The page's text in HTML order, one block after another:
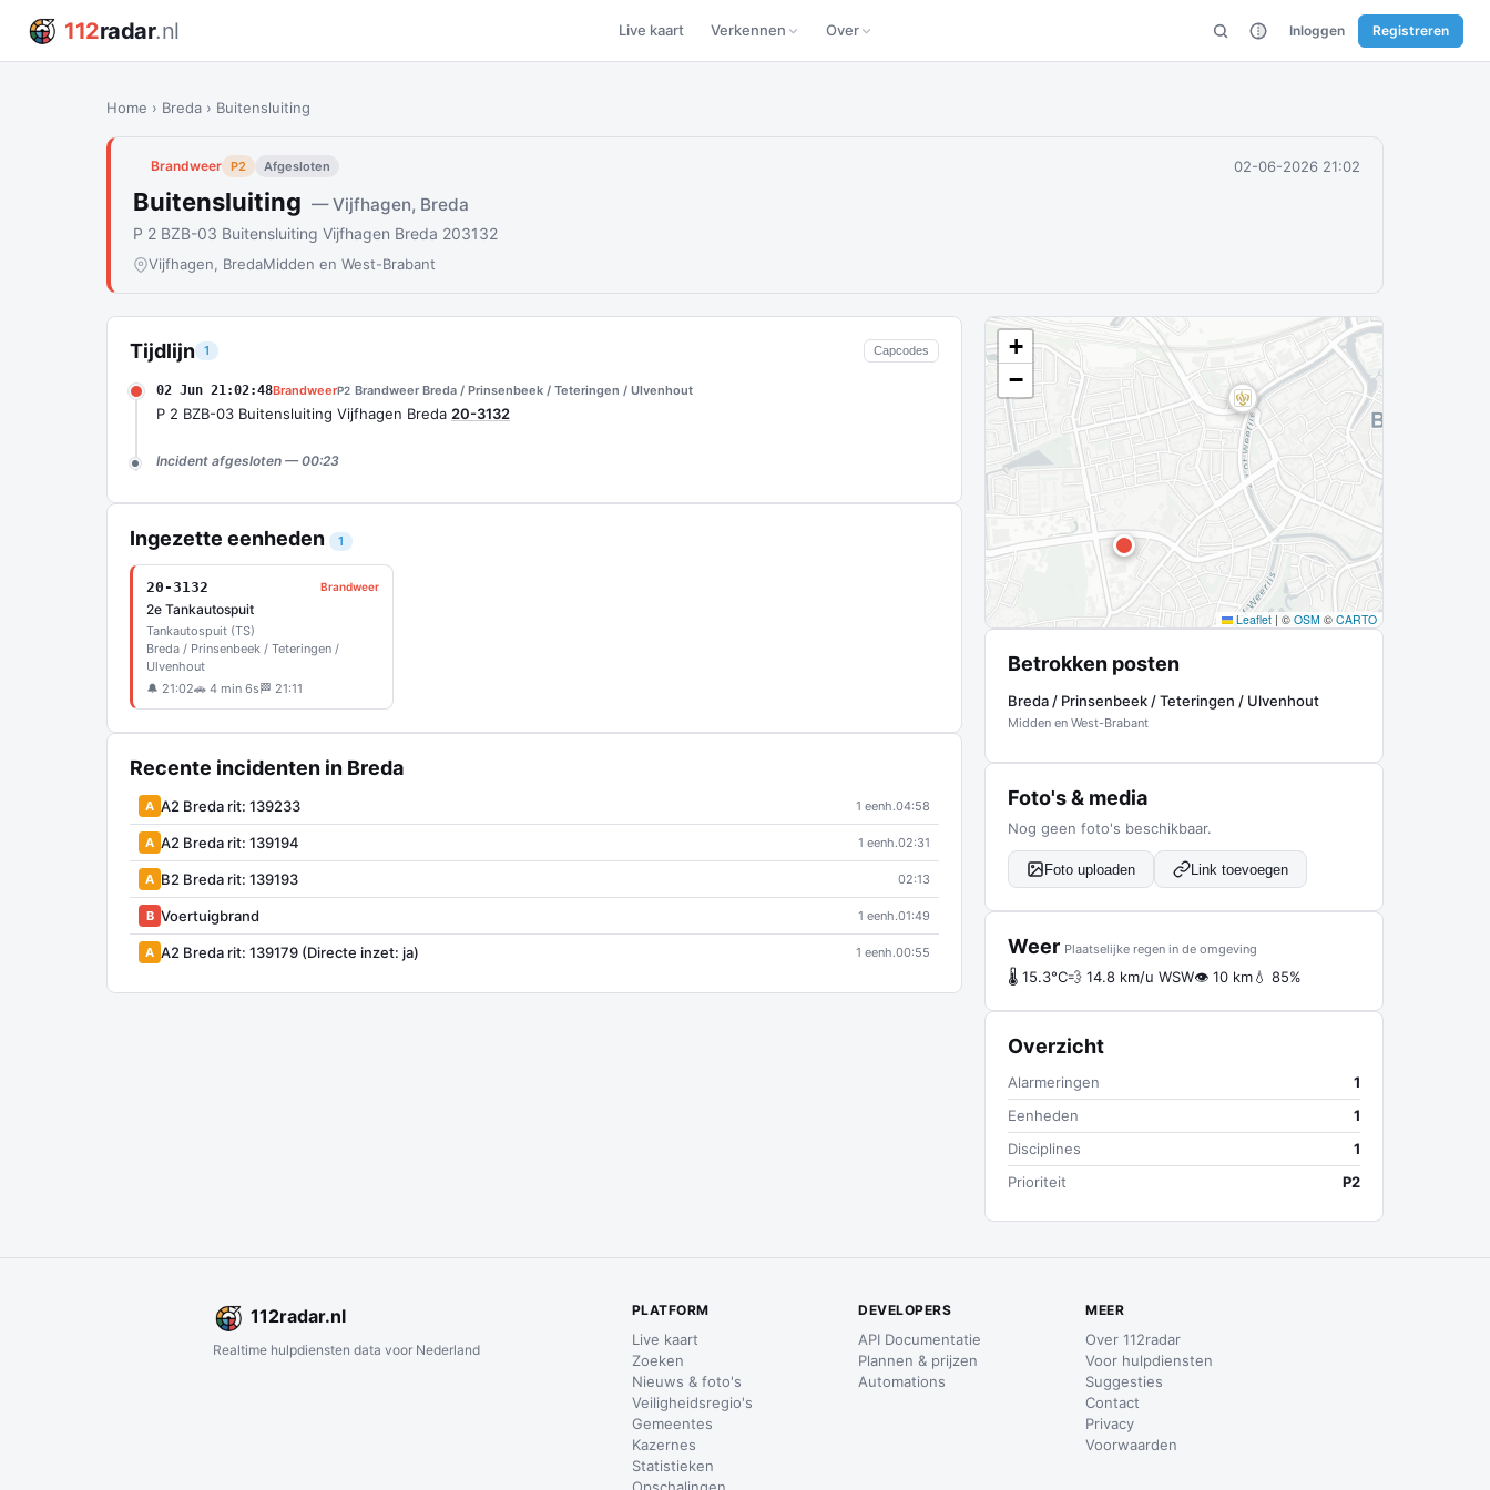
112radar.nl Live kaart Verkennen Over Inloggen Registreren
Home › Breda › Buitensluiting
Brandweer P2 Afgesloten 02-06-2026 21:02
Buitensluiting — Vijfhagen, Breda
P 2 BZB-03 Buitensluiting Vijfhagen Breda 203132
Vijfhagen, BredaMidden en West-Brabant
Tijdlijn 1 Capcodes
02 Jun 21:02:48BrandweerP2 Brandweer Breda / Prinsenbeek / Teteringen / Ulvenhout
P 2 BZB-03 Buitensluiting Vijfhagen Breda 20-3132
Incident afgesloten — 00:23
Ingezette eenheden 1
20-3132 Brandweer
2e Tankautospuit
Tankautospuit (TS)
Breda / Prinsenbeek / Teteringen /
Ulvenhout
🔔 21:02🚗 4 min 6s 🏁 21:11
Recente incidenten in Breda
A A2 Breda rit: 139233 1 eenh.04:58
A A2 Breda rit: 139194 1 eenh.02:31
A B2 Breda rit: 139193 02:13
B Voertuigbrand 1 eenh.01:49
A A2 Breda rit: 139179 (Directe inzet: ja) 1 eenh.00:55
+
−
Leaflet | © OSM © CARTO
Betrokken posten
Breda / Prinsenbeek / Teteringen / Ulvenhout
Midden en West-Brabant
Foto's & media
Nog geen foto's beschikbaar.
Foto uploaden Link toevoegen
Weer Plaatselijke regen in de omgeving
🌡 15.3°C💨 14.8 km/u WSW👁 10 km💧 85%
Overzicht
Alarmeringen
1
Eenheden
1
Disciplines
1
Prioriteit
P2
112radar.nl
Realtime hulpdiensten data voor Nederland
PLATFORM
Live kaart
Zoeken
Nieuws & foto's
Veiligheidsregio's
Gemeentes
Kazernes
Statistieken
DEVELOPERS
API Documentatie
Plannen & prijzen
Automations
MEER
Over 112radar
Voor hulpdiensten
Suggesties
Contact
Privacy
Voorwaarden